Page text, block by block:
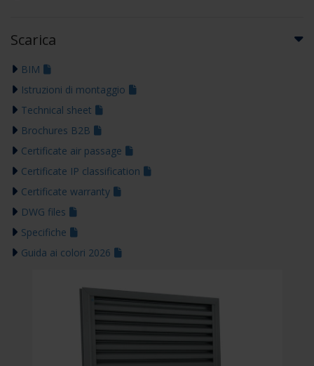
Scarica
BIM
Istruzioni di montaggio
Technical sheet
Brochures B2B
Certificate air passage
Certificate IP classification
Certificate warranty
DWG files
Specifiche
Guida ai colori 2026